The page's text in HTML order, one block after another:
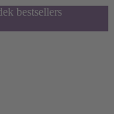
bestsellers